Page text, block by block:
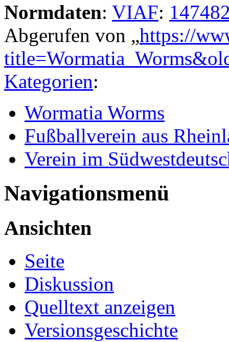
Normdaten: VIAF:
Abgerufen von „https://
Kategorien:
Wormatia Worms
Fußballverein aus
Verein im
Navigationsmenü
Ansichten
Seite
Diskussion
Quelltext anzeigen
Versionsgeschichte